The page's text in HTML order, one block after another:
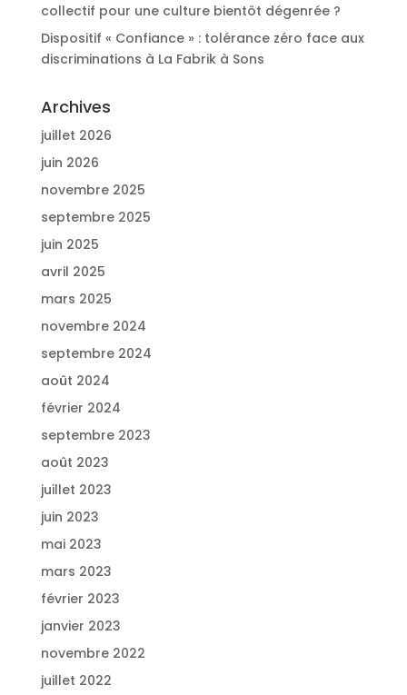
collectif pour une culture bientôt dégenrée ?
Dispositif « Confiance » : tolérance zéro face aux
discriminations à La Fabrik à Sons
Archives
juillet 2026
juin 2026
novembre 2025
septembre 2025
juin 2025
avril 2025
mars 2025
novembre 2024
septembre 2024
août 2024
février 2024
septembre 2023
août 2023
juillet 2023
juin 2023
mai 2023
mars 2023
février 2023
janvier 2023
novembre 2022
juillet 2022